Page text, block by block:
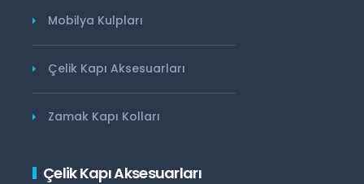
Mobilya Kulpları
Çelik Kapı Aksesuarları
Zamak Kapı Kolları
Çelik Kapı Aksesuarları